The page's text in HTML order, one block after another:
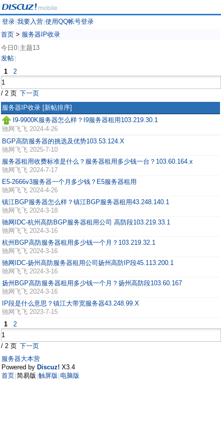
登录 我要入营 使用QQ帐号登录
首页 > 服务器IP收录
今日0 主题13
发帖
1 2
/ 2 页 下一页
服务器IP收录 [新帖排序]
I9-9900K服务器怎么样？I9服务器租用103.219.30.1
驰网飞飞 2024-4-26
BGP高防服务器的挑选及优势103.53.124.X
驰网飞飞 2025-7-10
服务器租用收费标准是什么？服务器租用多少钱一台？103.60.164.x
驰网飞飞 2024-7-17
E5-2666v3服务器一个月多少钱？E5服务器租用
驰网飞飞 2024-4-26
镇江BGP服务器怎么样？镇江BGP服务器租用43.248.140.1
驰网飞飞 2024-3-18
驰网IDC-杭州高防BGP服务器租用公司 高防段103.219.33.1
驰网飞飞 2024-3-16
杭州BGP高防服务器租用多少钱一个月？103.219.32.1
驰网飞飞 2024-3-16
驰网IDC-扬州高防服务器租用公司扬州高防IP段45.113.200.1
驰网飞飞 2024-3-16
扬州BGP高防服务器租用多少钱一个月？扬州高防段103.60.167
驰网飞飞 2024-3-16
IP段是什么意思？镇江大带宽服务器43.248.99.X
驰网飞飞 2023-7-15
1
2
/ 2 页 下一页
服务器大本营
Powered by Discuz! X3.4
首页 简易版 触屏版 电脑版